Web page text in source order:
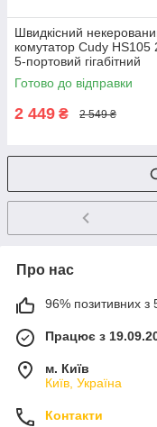
Швидкісний
комутатор Cudy HS105
5-портовий гігабітний
мережевий світч
Готово до відправки
2 449 ₴ 2 549 ₴
Про нас
96% позитивних з
Працює з
м. Київ
Київ, Україна
Контакти